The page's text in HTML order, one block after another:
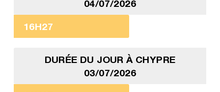
04/07/2026
16H27
DURÉE DU JOUR À CHYPRE
03/07/2026